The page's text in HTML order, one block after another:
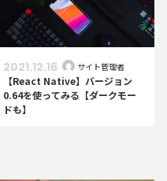
【React Native】バージョン
0.64を使ってみる【ダークモー
ドも】
2021.12.16 サイト管理者